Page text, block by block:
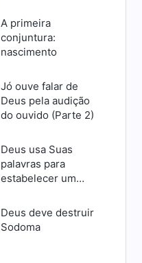
graças à autoridade
de Deus
A primeira
conjuntura:
nascimento
Jó ouve falar de
Deus pela audição
do ouvido (Parte 2)
Deus usa Suas
palavras para
estabelecer um
Deus deve destruir
Sodoma